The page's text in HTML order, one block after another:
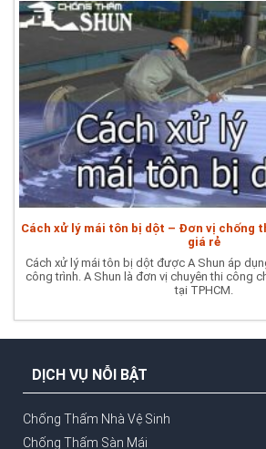
Cách xử lý mái tôn bị dột – Đơn vị chống
giá rẻ
Cách xử lý mái tôn bị dột được A Shun áp
công trình. A Shun là đơn vị chuyên thi công
tại TPHCM.
DỊCH VỤ NỖI BẬT
Chống Thấm Nhà Vệ Sinh
Chống Thấm Sàn Mái